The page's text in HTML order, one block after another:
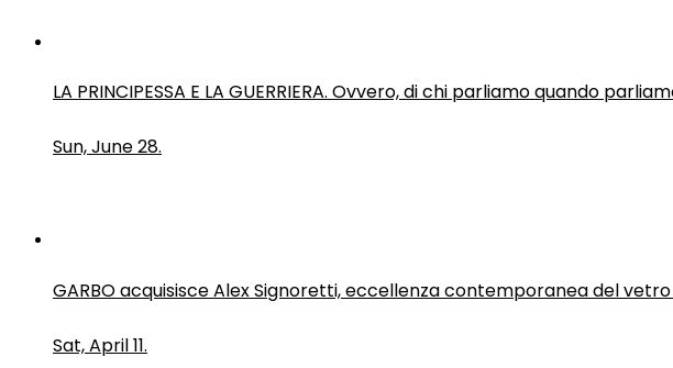
LA PRINCIPESSA E LA GUERRIERA. Ovvero, di chi parliamo quando
Sun, June 28.
GARBO acquisisce Alex Signoretti, eccellenza contemporanea del
Sat, April 11.